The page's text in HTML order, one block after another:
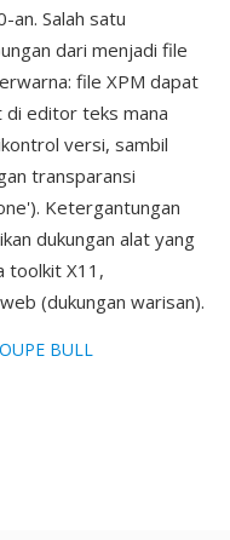
an. Salah satu
dari menjadi file
file XPM dapat
di editor teks mana
versi, sambil
transparansi
Ketergantungan
dukungan alat yang
toolkit X11,
(dukungan warisan).
BULL